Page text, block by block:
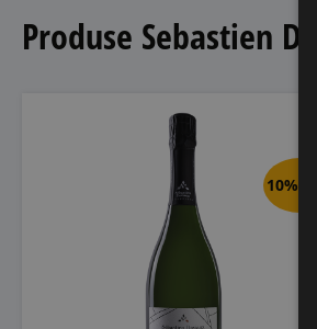
Produse Sebastien
10%